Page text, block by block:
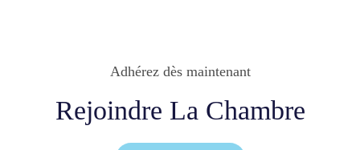
Adhérez dès maintenant
Rejoindre La Chambre